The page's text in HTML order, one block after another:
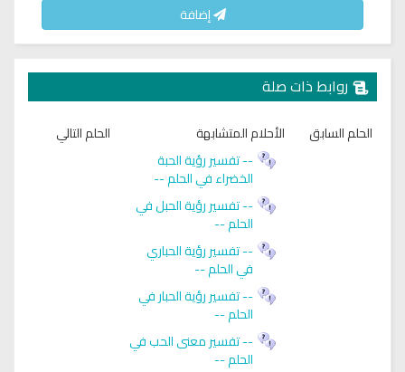
إضافة
روابط ذات صلة
الحلم السابق
الأحلام المتشابهة
-- تفسير رؤية الحبة
الخضراء في الحلم --
-- تفسير رؤية الحبل في
الحلم --
-- تفسير رؤية الحباري
في الحلم --
-- تفسير رؤية الحبار في
الحلم --
-- تفسير معنى الحب في
الحلم --
الحلم التالي